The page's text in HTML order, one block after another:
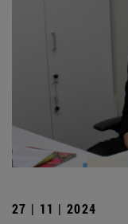
27 | 11 | 2024